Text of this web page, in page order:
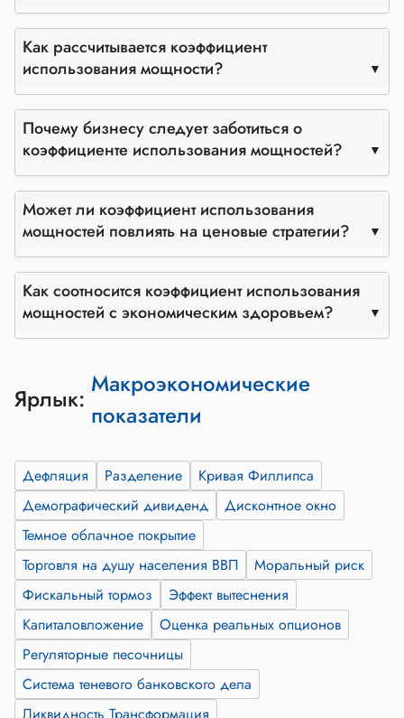
Как рассчитывается коэффициент
использования мощности?
Почему бизнесу следует заботиться о
коэффициенте использования мощностей?
Может ли коэффициент использования
мощностей повлиять на ценовые стратегии?
Как соотносится коэффициент использования
мощностей с экономическим здоровьем?
Ярлык: Макроэкономические
показатели
Дефляция Разделение
Кривая Филлипса
Демографический дивиденд
Дисконтное окно
Темное облачное покрытие
Торговля на душу населения ВВП
Моральный риск
Фискальный тормоз
Эффект вытеснения
Капиталовложение
Оценка реальных опционов
Регуляторные песочницы
Система теневого банковского дела
Ликвидность Трансформация